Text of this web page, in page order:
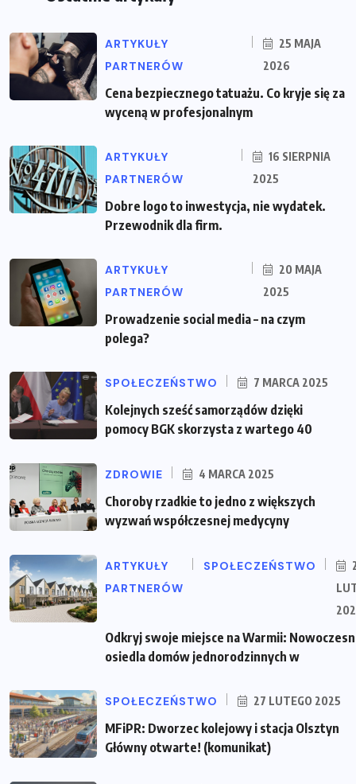
ARTYKUŁY
PARTNERÓW
25 MAJA
2026
Cena bezpiecznego tatuażu. Co kryje się za
wyceną w profesjonalnym
ARTYKUŁY
PARTNERÓW
16 SIERPNIA
2025
Dobre logo to inwestycja, nie wydatek.
Przewodnik dla firm.
ARTYKUŁY
PARTNERÓW
20 MAJA
2025
Prowadzenie social media – na czym
polega?
SPOŁECZEŃSTWO 7 MARCA 2025
Kolejnych sześć samorządów dzięki
pomocy BGK skorzysta z wartego 40
ZDROWIE 4 MARCA 2025
Choroby rzadkie to jedno z większych
wyzwań współczesnej medycyny
ARTYKUŁY
PARTNERÓW
SPOŁECZEŃSTWO
Odkryj swoje miejsce na Warmii:
osiedla domów jednorodzinnych w
SPOŁECZEŃSTWO 27 LUTEGO 2025
MFiPR: Dworzec kolejowy i stacja Olsztyn
Główny otwarte! (komunikat)